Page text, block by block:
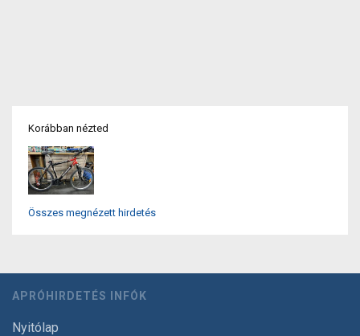
Korábban nézted
Összes megnézett hirdetés
APRÓHIRDETÉS INFÓK
Nyitólap